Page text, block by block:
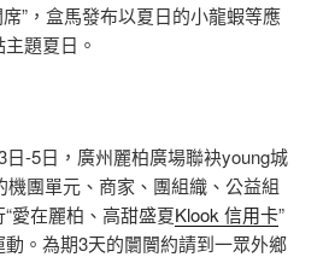
”，盒馬發布以夏日的小龍蝦等應
題夏日。
-5日，廣州麗柏廣場聯袂young城
團單元、商家、團組織、公益組
愛在麗柏、高甜盛夏Klook 信用卡”
。為期3天的闤闠約請到一眾外鄉